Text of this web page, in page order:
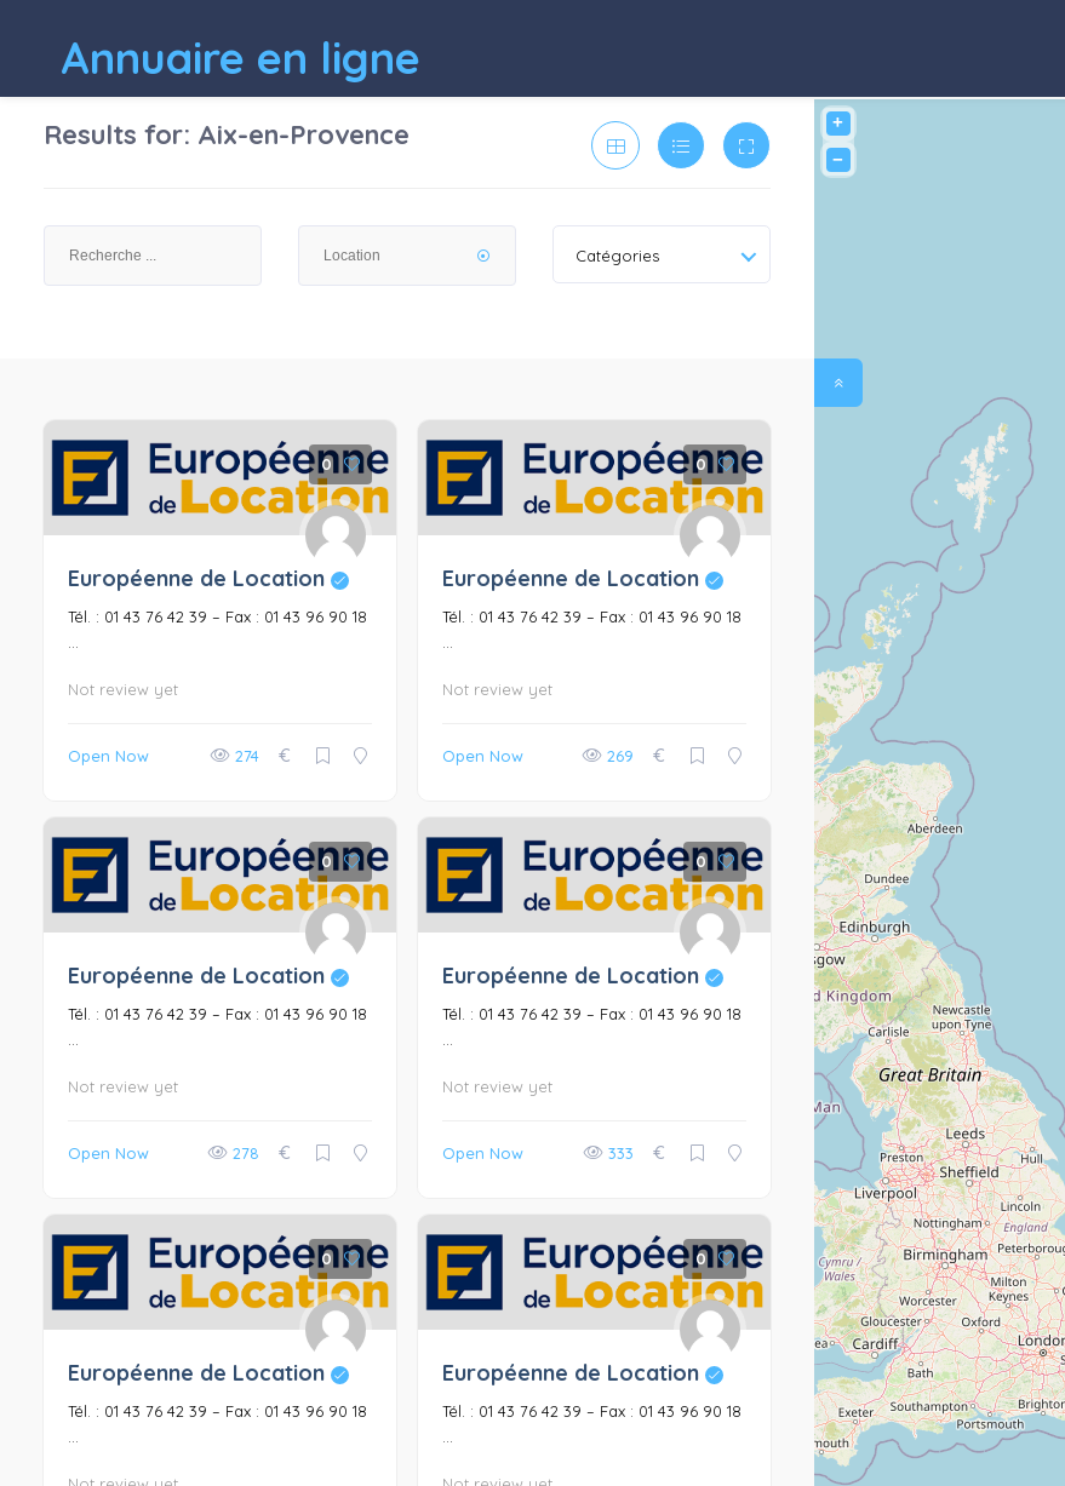
Annuaire en ligne
+
−
Results for: Aix-en-Provence
Catégories
0
Européenne de Location
Tél. : 01 43 76 42 39 – Fax : 01 43 96 90 18
Not review yet
Open Now 274 €
0
Européenne de Location
Tél. : 01 43 76 42 39 – Fax : 01 43 96 90 18
Not review yet
Open Now 269 €
0
Européenne de Location
Tél. : 01 43 76 42 39 – Fax : 01 43 96 90 18
Not review yet
Open Now 278 €
0
Européenne de Location
Tél. : 01 43 76 42 39 – Fax : 01 43 96 90 18
Not review yet
Open Now 333 €
0
Européenne de Location
Tél. : 01 43 76 42 39 – Fax : 01 43 96 90 18
0
Européenne de Location
Tél. : 01 43 76 42 39 – Fax : 01 43 96 90 18